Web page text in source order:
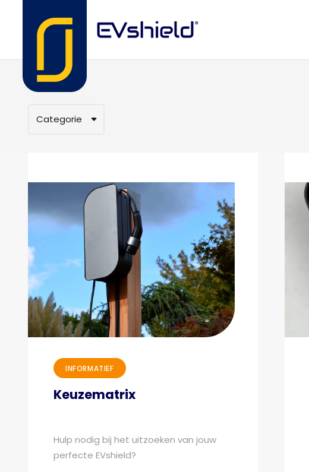
Categorie
INFORMATIEF
Keuzematrix
Hulp nodig bij het uitzoeken van jouw
perfecte EVshield?